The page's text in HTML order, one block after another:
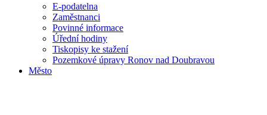
E-podatelna
Zaměstnanci
Povinné informace
Úřední hodiny
Tiskopisy ke stažení
Pozemkové úpravy Ronov nad Doubravou
Město